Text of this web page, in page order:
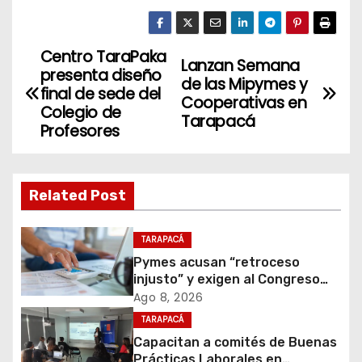
N
a
g
a
c
i
ó
Lanzan Semana
de las Mipymes y
Cooperativas en
Tarapacá
Centro TaraPaka
presenta diseño
final de sede del
Colegio de
Profesores
Related Post
TARAPACÁ
Pymes acusan “retroceso
injusto” y exigen al Congreso
rechazar veto que elimina el
pago oportuno a 30 días
Ago 8, 2026
TARAPACÁ
Capacitan a comités de Buenas
Prácticas Laborales en